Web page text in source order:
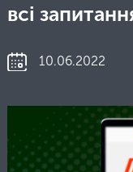
всі
10.06.2022